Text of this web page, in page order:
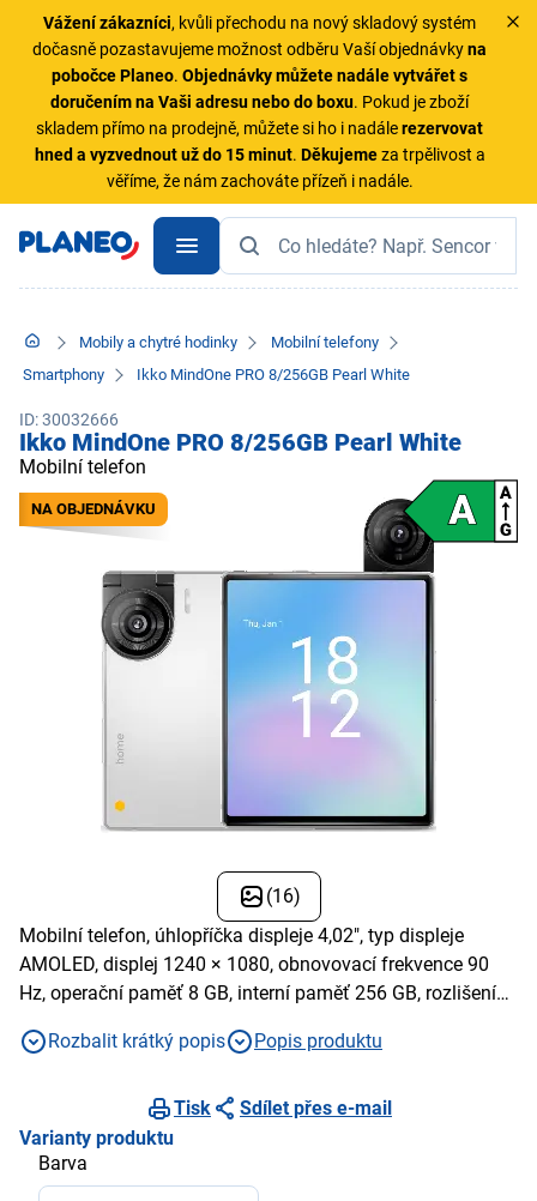
Vážení zákazníci, kvůli přechodu na nový skladový systém
dočasně pozastavujeme možnost odběru Vaší objednávkyna
pobočce Planeo.Objednávky můžete nadále vytvářet s
doručením na Vaši adresu nebo do boxu. Pokud je zboží
skladem přímo na prodejně, můžete si ho i nadálerezervovat
hned a vyzvednout už do 15 minut. Děkujemeza trpělivost a
věříme, že nám zachováte přízeň i nadále.
Mobily a chytré hodinky
Mobilní telefony
Smartphony
Ikko MindOne PRO 8/256GB Pearl White
ID: 30032666
Ikko MindOne PRO 8/256GB Pearl White
Mobilní telefon
NA OBJEDNÁVKU
(16)
Mobilní telefon, úhlopříčka displeje 4,02", typ displeje
AMOLED, displej 1240 × 1080, obnovovací frekvence 90
Hz, operační paměť 8 GB, interní paměť 256 GB, rozlišení
Rozbalit krátký popis
Popis produktu
Tisk
Sdílet přes e-mail
Varianty produktu
Barva